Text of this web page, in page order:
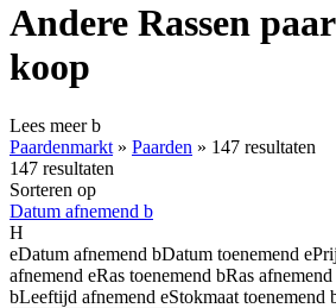
Andere Rassen
koop
Lees meerb
Paardenmarkt » Paarden » 147 resultaten
147 resultaten
Sorteren op
Datum afnemend b
H
eDatum afnemend bDatum toenemend e
afnemend eRas toenemend bRas afnemend
bLeeftijd afnemend eStokmaat toenemend